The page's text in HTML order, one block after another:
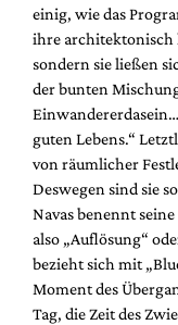
einig, wie das
ihre architektonisch
sondern sie ließen
der bunten
guten Lebens.“
von räumlicher
Deswegen sind sie
Navas benennt
also „Auflösung“
bezieht sich mit
Moment des
Tag, die Zeit des